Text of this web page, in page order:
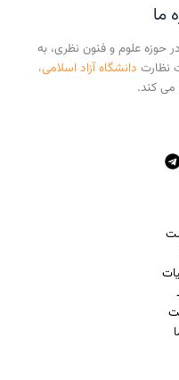
ما
حوزه علوم و فنون نظری، به
نظارت دانشگاه آزاد اسلامی،
می کند.